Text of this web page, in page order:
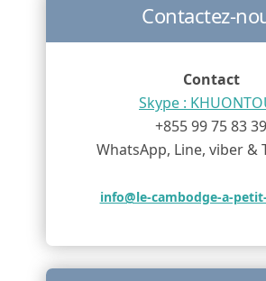
Contactez-
Contact
Skype :
+855 99 75 83 39
WhatsApp, Line, viber &
info@le-cambodge-a-